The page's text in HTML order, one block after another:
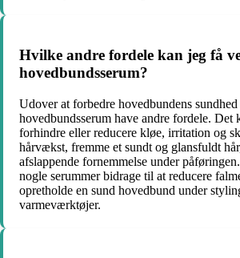
Hvilke andre fordele kan jeg få
hovedbundsserum?
Udover at forbedre hovedbundens
hovedbundsserum have andre fordele. Det
forhindre eller reducere kløe, irritation og
hårvækst, fremme et sundt og glansfuldt
afslappende fornemmelse under
nogle serummer bidrage til at reducere
opretholde en sund hovedbund under
varmeværktøjer.